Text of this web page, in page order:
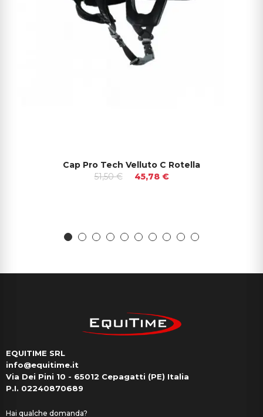
Cap Pro Tech Velluto C Rotella
51,50 €
45,78 €
EQUITIME SRL
info@equitime.it
Via Dei Pini 10 - 65012 Cepagatti (PE) Italia
P.I. 02240870689
Hai qualche domanda?